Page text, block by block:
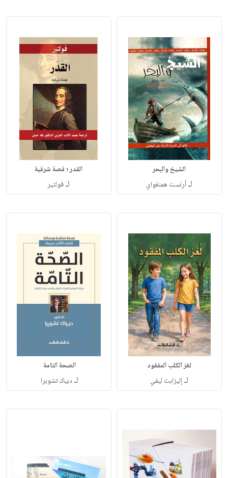
الشيخ والبحر
لـأرنست همنغواي
القدر ؛ قصة شرقية
لـفولتير
لغز الكلب المفقود
لـإليزابث ليفي
الصحة التامة
لـديباك تشوبرا